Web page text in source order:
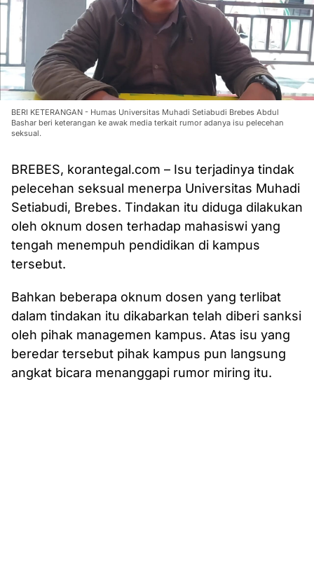
BERI KETERANGAN - Humas Universitas Muhadi Setiabudi Brebes Abdul
Bashar beri keterangan ke awak media terkait rumor adanya isu pelecehan
seksual.
BREBES, korantegal.com – Isu terjadinya tindak
pelecehan seksual menerpa Universitas Muhadi
Setiabudi, Brebes. Tindakan itu diduga dilakukan
oleh oknum dosen terhadap mahasiswi yang
tengah menempuh pendidikan di kampus
tersebut.
Bahkan beberapa oknum dosen yang terlibat
dalam tindakan itu dikabarkan telah diberi sanksi
oleh pihak managemen kampus. Atas isu yang
beredar tersebut pihak kampus pun langsung
angkat bicara menanggapi rumor miring itu.